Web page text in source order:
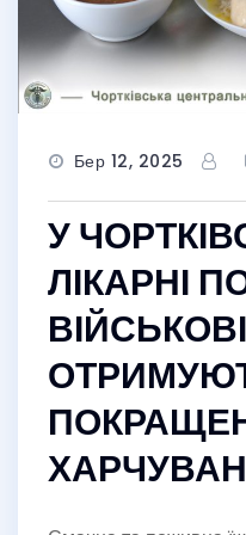
Бер 12, 2025
У
ЛІКАРНІ
ВІЙСЬКОВІ